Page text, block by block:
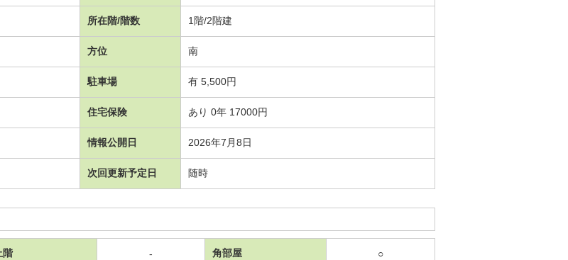
所在階/階数 1階/2階建
方位 南
駐車場 有 5,500円
住宅保険 あり 0年 17000円
情報公開日 2026年7月8日
次回更新予定日 随時
階 - 角部屋 ○